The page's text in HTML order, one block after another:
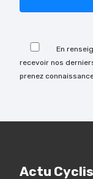
En
recevoir nos
prenez
Actu